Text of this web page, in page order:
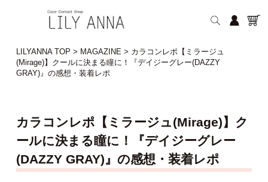
LILYANNA TOP > MAGAZINE> カラコンレポ【ミラージュ
(Mirage)】クールに決まる瞳に！『デイジーグレー(DAZZY
GRAY)』の感想・装着レポ
カラコンレポ【ミラージュ(Mirage)】ク
ールに決まる瞳に！『デイジーグレー
(DAZZY GRAY)』の感想・装着レポ